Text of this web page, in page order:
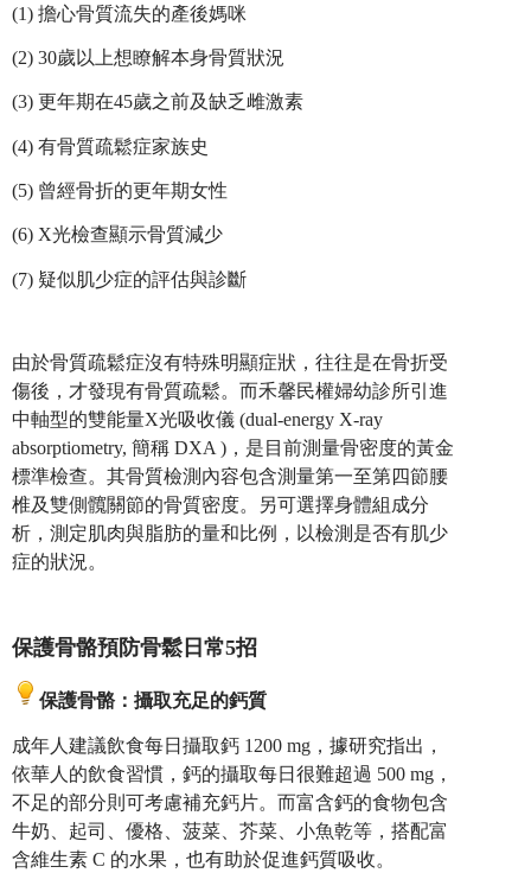
(1) 擔心骨質流失的產後媽咪
(2) 30歲以上想瞭解本身骨質狀況
(3) 更年期在45歲之前及缺乏雌激素
(4) 有骨質疏鬆症家族史
(5) 曾經骨折的更年期女性
(6) X光檢查顯示骨質減少
(7) 疑似肌少症的評估與診斷
由於骨質疏鬆症沒有特殊明顯症狀，往往是在骨折受
傷後，才發現有骨質疏鬆。而禾馨民權婦幼診所引進
中軸型的雙能量X光吸收儀 (dual-energy X-ray
absorptiometry, 簡稱 DXA )，是目前測量骨密度的黃金
標準檢查。其骨質檢測內容包含測量第一至第四節腰
椎及雙側髖關節的骨質密度。另可選擇身體組成分
析，測定肌肉與脂肪的量和比例，以檢測是否有肌少
症的狀況。
保護骨骼預防骨鬆日常5招
保護骨骼：攝取充足的鈣質
成年人建議飲食每日攝取鈣 1200 mg，據研究指出，
依華人的飲食習慣，鈣的攝取每日很難超過 500 mg，
不足的部分則可考慮補充鈣片。而富含鈣的食物包含
牛奶、起司、優格、菠菜、芥菜、小魚乾等，搭配富
含維生素 C 的水果，也有助於促進鈣質吸收。